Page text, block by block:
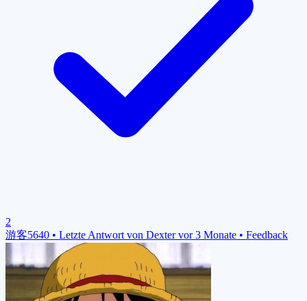
2
游客5640 • Letzte Antwort von Dexter vor 3 Monate • Feedback